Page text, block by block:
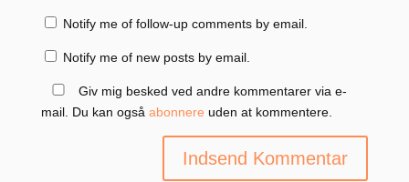
Notify me of follow-up comments by email.
Notify me of new posts by email.
Giv mig besked ved andre kommentarer via e-
mail. Du kan også abonnere uden at kommentere.